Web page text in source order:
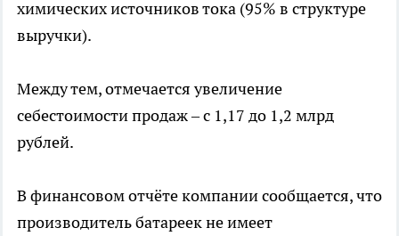
химических источников тока (95% в структуре
выручки).
Между тем, отмечается увеличение
себестоимости продаж – с 1,17 до 1,2 млрд
рублей.
В финансовом отчёте компании сообщается, что
производитель батареек не имеет